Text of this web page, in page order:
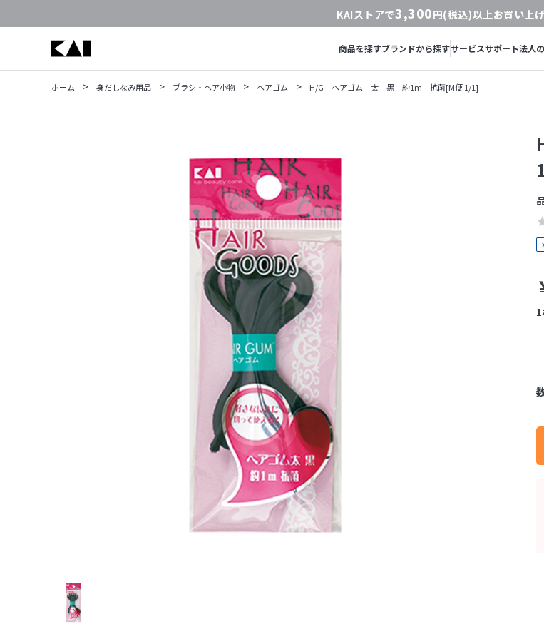
KAIストアで3,300円(税込)以上お買い上
商品を探すブランドから探すサービスサポート法人
ホーム > 身だしなみ用品 > ブラシ・ヘア小物 > ヘアゴム > H/G ヘアゴム 太 黒 約1m 抗菌[M便 1/1]
1